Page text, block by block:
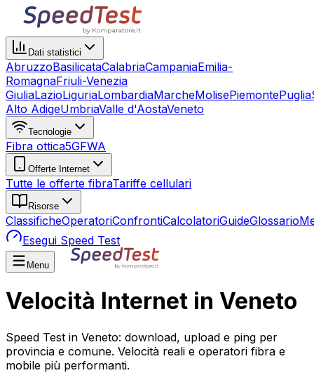
Dati statistici
AbruzzoBasilicataCalabriaCampaniaEmilia-
RomagnaFriuli-Venezia
GiuliaLazioLiguriaLombardiaMarcheMolisePiemontePuglia
Alto AdigeUmbriaValle d'AostaVeneto
Tecnologie
Fibra ottica5GFWA
Offerte Internet
Tutte le offerte fibraTariffe cellulari
Risorse
ClassificheOperatoriConfrontiCalcolatoriGuideGlossario
Esegui Speed Test
Menu
Velocità Internet in Veneto
Speed Test in Veneto: download, upload e ping per
provincia e comune. Velocità reali e operatori fibra e
mobile più performanti.